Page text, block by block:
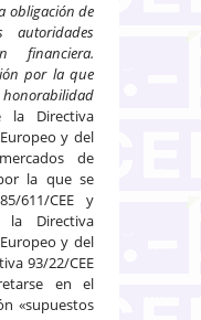
obligación de
autoridades
financiera.
por la que
Directiva
y del
de
la que se
611/CEE y
la Directiva
y del
93/22/CEE
en el
«supuestos